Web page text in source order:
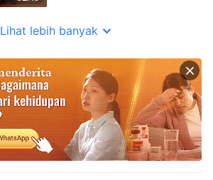
Lihat lebih banyak